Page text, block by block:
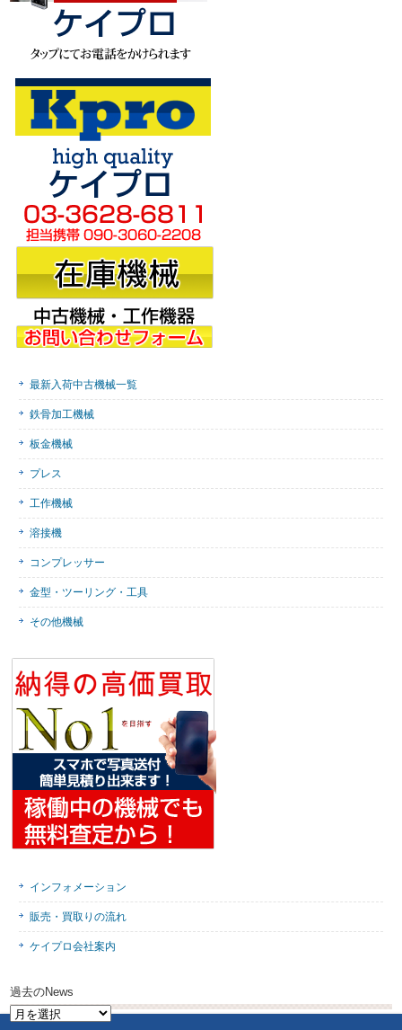
最新入荷中古機械一覧
鉄骨加工機械
板金機械
プレス
工作機械
溶接機
コンプレッサー
金型・ツーリング・工具
その他機械
インフォメーション
販売・買取りの流れ
ケイプロ会社案内
過去のNews
過